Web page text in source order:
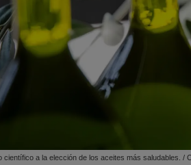
científico a la elección de los aceites más saludables. /